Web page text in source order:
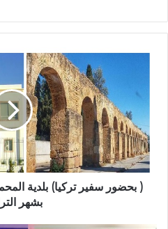
( بحضور سفير تركيا) بلدية
بشهر